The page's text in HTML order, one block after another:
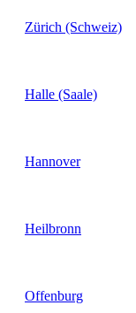
Zürich (Schweiz)
Halle (Saale)
Hannover
Heilbronn
Offenburg